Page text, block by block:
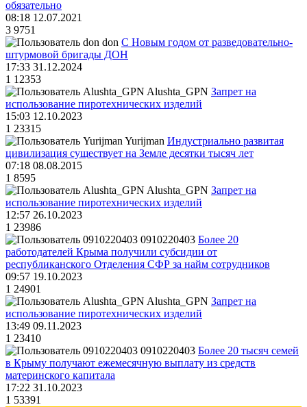
обязательно
08:18 12.07.2021
3 9751
don С Новым годом от разведовательно-
штурмовой бригады ДОН
17:33 31.12.2024
1 12353
Alushta_GPN Запрет на
использование пиротехнических изделий
15:03 12.10.2023
1 23315
Yurijman Индустриально развитая
цивилизация существует на Земле десятки тысяч лет
07:18 08.08.2015
1 8595
Alushta_GPN Запрет на
использование пиротехнических изделий
12:57 26.10.2023
1 23986
0910220403 Более 20
работодателей Крыма получили субсидии от
республиканского Отделения СФР за найм сотрудников
09:57 19.10.2023
1 24901
Alushta_GPN Запрет на
использование пиротехнических изделий
13:49 09.11.2023
1 23410
0910220403 Более 20 тысяч семей
в Крыму получают ежемесячную выплату из средств
материнского капитала
17:22 31.10.2023
1 53391